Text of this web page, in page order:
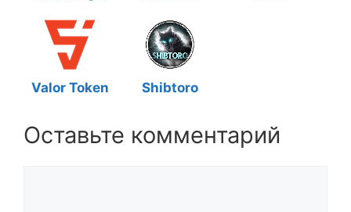
Valor Token Shibtoro
Оставьте комментарий